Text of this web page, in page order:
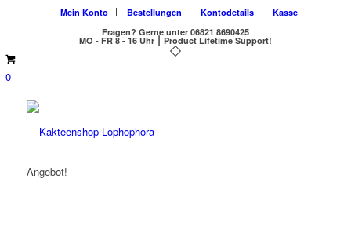
Mein Konto Bestellungen Kontodetails
Kasse
Fragen? Gerne unter 06821 8690425
MO - FR 8 - 16 Uhr ⎮ Product Lifetime Support!
0
Angebot!